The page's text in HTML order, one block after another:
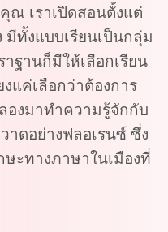
ณ เราเปิดสอนตั้งแต่
มีทั้งแบบเรียนเป็นกลุ่ม
ฐานก็มีให้เลือกเรียน
แค่เลือกว่าต้องการ
องมาทำความรู้จักกับ
ดอย่างฟลอเรนซ์ ซึ่ง
ะทางภาษาในเมืองที่